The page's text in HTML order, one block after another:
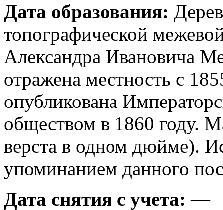
Дата образования:
топографической
Александра Ивановича
отражена местность с
опубликована
обществом в 1860 году.
верста в одном дюйме).
упоминанием данного
Дата снятия с учета: —